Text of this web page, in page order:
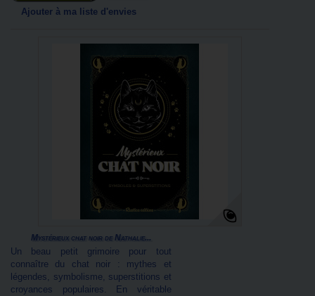
Ajouter à ma liste d'envies
Mystérieux chat noir de Nathalie...
Un beau petit grimoire pour tout
connaître du chat noir : mythes et
légendes, symbolisme, superstitions et
croyances populaires. En véritable